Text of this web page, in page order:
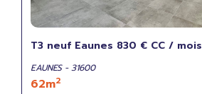
T3 neuf Eaunes 830 € CC / mois
EAUNES - 31600
62m2